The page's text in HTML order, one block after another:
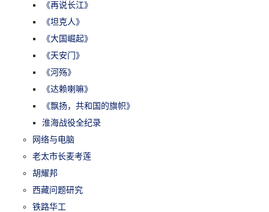
《再说长江》
《坦克人》
《大国崛起》
《天安门》
《河殇》
《达赖喇嘛》
《飘扬，共和国的旗帜》
淮海战役全纪录
网络与电脑
老太市长麦考莲
胡耀邦
西藏问题研究
铁路华工